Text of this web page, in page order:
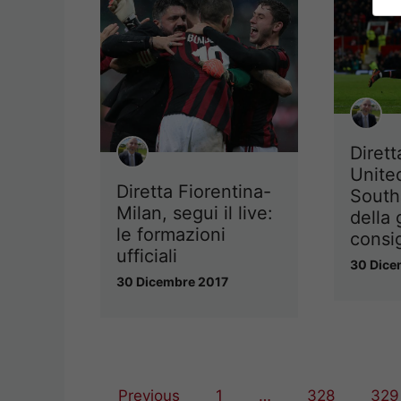
Diretta Fiorentina-
Milan, segui il live:
le formazioni
ufficiali
30 Dicembre 2017
della
30
Previous 1 … 328 329